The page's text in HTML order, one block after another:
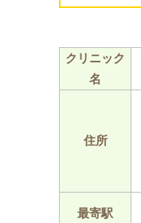
クリニック
名
住所
最寄駅